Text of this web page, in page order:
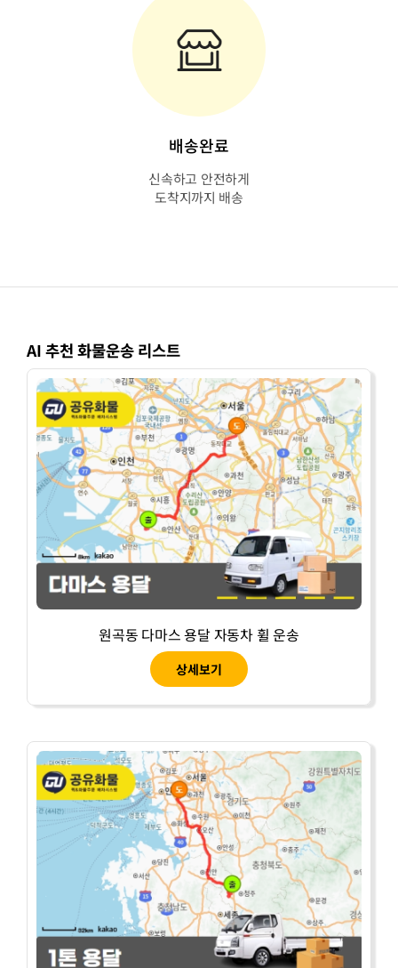
배송완료
신속하고 안전하게
도착지까지 배송
AI 추천 화물운송 리스트
원곡동 다마스 용달 자동차 휠 운송
상세보기